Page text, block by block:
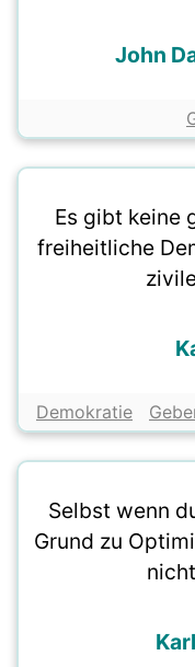
John
Es gibt keine
freiheitliche
Demokratie
Selbst wenn
Grund zu